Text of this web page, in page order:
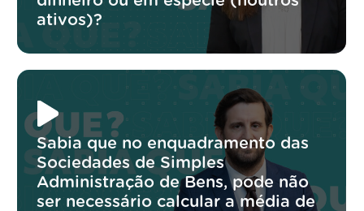
ativos)?
Sabia que no enquadramento das
Sociedades de Simples
Administração de Bens, pode não
ser necessário calcular a média de